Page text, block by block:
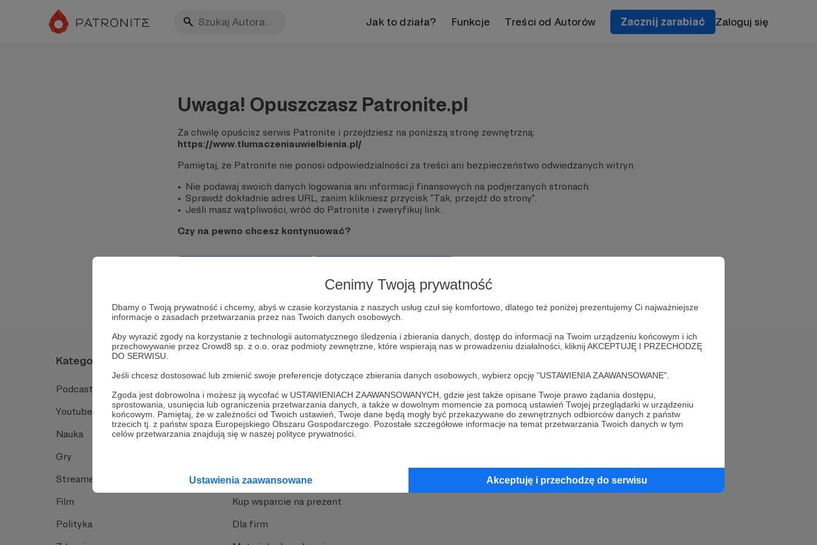
Cenimy Twoją prywatność
Dbamy o Twoją prywatność i chcemy, abyś w czasie korzystania z naszych usług czuł się komfortowo, dlatego też poniżej prezentujemy Ci najważniejsze
informacje o zasadach przetwarzania przez nas Twoich danych osobowych.
Aby wyrazić zgody na korzystanie z technologii automatycznego śledzenia i zbierania danych, dostęp do informacji na Twoim urządzeniu końcowym i ich
przechowywanie przez Crowd8 sp. z o.o. oraz podmioty zewnętrzne, które wspierają nas w prowadzeniu działalności, kliknij AKCEPTUJĘ I PRZECHODZĘ
DO SERWISU.
Jeśli chcesz dostosować lub zmienić swoje preferencje dotyczące zbierania danych osobowych, wybierz opcję "USTAWIENIA ZAAWANSOWANE".
Zgoda jest dobrowolna i możesz ją wycofać w USTAWIENIACH ZAAWANSOWANYCH, gdzie jest także opisane Twoje prawo żądania dostępu,
sprostowania, usunięcia lub ograniczenia przetwarzania danych, a także w dowolnym momencie za pomocą ustawień Twojej przeglądarki w urządzeniu
końcowym. Pamiętaj, że w zależności od Twoich ustawień, Twoje dane będą mogły być przekazywane do zewnętrznych odbiorców danych z państw
trzecich tj. z państw spoza Europejskiego Obszaru Gospodarczego. Pozostałe szczegółowe informacje na temat przetwarzania Twoich danych w tym
celów przetwarzania znajdują się w naszej polityce prywatności.
Ustawienia zaawansowane Akceptuję i przechodzę do serwisu
Jak to działa? Funkcje Treści od Autorów Zacznij zarabiać Zaloguj się
Uwaga! Opuszczasz Patronite.pl
Za chwilę opuścisz serwis Patronite i przejdziesz na poniższą stronę zewnętrzną:
https://www.tlumaczeniauwielbienia.pl/
Pamiętaj, że Patronite nie ponosi odpowiedzialności za treści ani bezpieczeństwo odwiedzanych witryn.
Nie podawaj swoich danych logowania ani informacji finansowych na podjerzanych stronach.
Sprawdź dokładnie adres URL, zanim klikniesz przycisk "Tak, przejdź do strony".
Jeśli masz wątpliwości, wróć do Patronite i zweryfikuj link.
Czy na pewno chcesz kontynuować?
Kategorie
Podcast
Youtube
Nauka
Gry
Streamerzy
Film
Polityka
Jak to działa
Funkcje Patronite
Dlaczego Patronite?
Opinie Twórców
Kup wsparcie na prezent
Dla firm
MCN Patronite
Suppi.pl
FAQ
Kontakt z zespołem Patronite